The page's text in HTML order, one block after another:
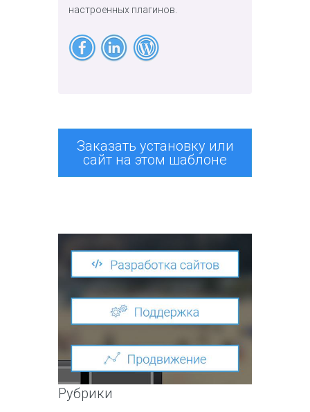
настроенных плагинов.
Заказать установку или
сайт на этом шаблоне
Рубрики